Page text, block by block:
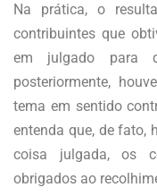
Na prática, o
contribuintes que
em julgado para
posteriormente,
tema em sentido
entenda que, de fato,
coisa julgada, os
obrigados ao